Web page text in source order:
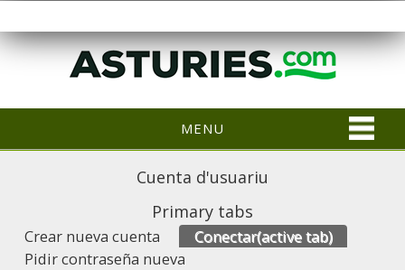
MENU
Cuenta d'usuariu
Primary tabs
Crear nueva cuenta Conectar(active tab)
Pidir contraseña nueva